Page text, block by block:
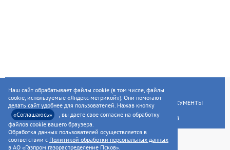
Наш сайт обрабатывает файлы cookie (в том числе, файлы
cookie, используемые «Яндекс-метрикой»). Они помогают
делать сайт удобнее для пользователей. Нажав кнопку
«Соглашаюсь»
, вы даете свое согласие на обработку
файлов cookie вашего браузера.
Обработка данных пользователей осуществляется в
соответствии с Политикой обработки персональных данных
в АО «Газпром газораспределение Псков».
ГЛАВНАЯ
УСЛУГИ НАСЕЛЕНИЮ
УСЛУГИ ПРЕДПРИЯТИЯМ
НОРМАТИВНЫЕ ДОКУМЕНТЫ
РАСКРЫТИЕ ИНФОРМАЦИИ ДЛЯ АКЦИОНЕРОВ